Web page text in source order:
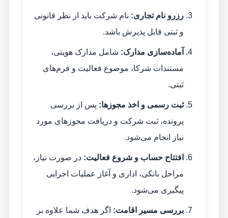
رزرو نام تجاری: نام شرکت باید از نظر قانونی
و ثبتی قابل پذیرش باشد.
آماده‌سازی مدارک: شامل مدارک هویتی،
مستندات شرکا، موضوع فعالیت و فرم‌های
ثبتی.
ثبت رسمی و اخذ مجوزها: پس از بررسی
پرونده، ثبت شرکت و دریافت مجوزهای مورد
نیاز انجام می‌شود.
افتتاح حساب و شروع فعالیت: در صورت نیاز،
مراحل بانکی، اداری و آغاز عملیات اجرایی
پیگیری می‌شود.
بررسی مسیر اقامت: اگر هدف شما علاوه بر